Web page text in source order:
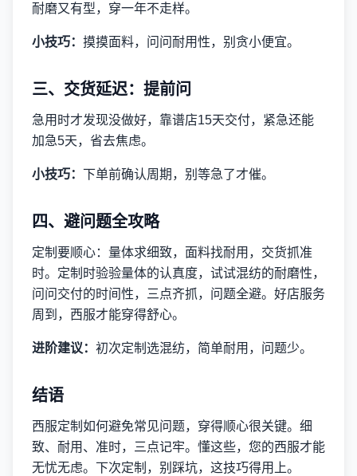
耐磨又有型，穿一年不走样。
小技巧： 摸摸面料，问问耐用性，别贪小便宜。
三、交货延迟：提前问
急用时才发现没做好，靠谱店15天交付，紧急还能
加急5天，省去焦虑。
小技巧： 下单前确认周期，别等急了才催。
四、避问题全攻略
定制要顺心：量体求细致，面料找耐用，交货抓准
时。定制时验验量体的认真度，试试混纺的耐磨性，
问问交付的时间性，三点齐抓，问题全避。好店服务
周到，西服才能穿得舒心。
进阶建议： 初次定制选混纺，简单耐用，问题少。
结语
西服定制如何避免常见问题，穿得顺心很关键。细
致、耐用、准时，三点记牢。懂这些，您的西服才能
无忧无虑。下次定制，别踩坑，这技巧得用上。